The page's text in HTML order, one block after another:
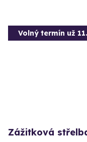
Volný termín už
Zážitková